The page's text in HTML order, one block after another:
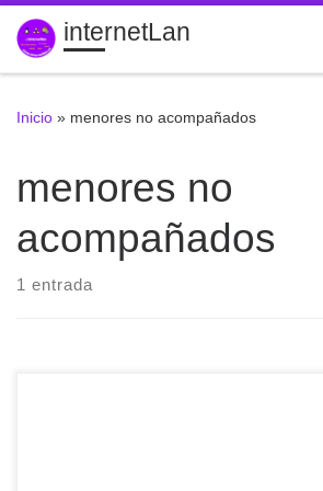
Saltar al contenido
internetLan
Inicio » menores no acompañados
menores no
acompañados
1 entrada